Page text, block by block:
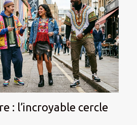
: l’incroyable cercle